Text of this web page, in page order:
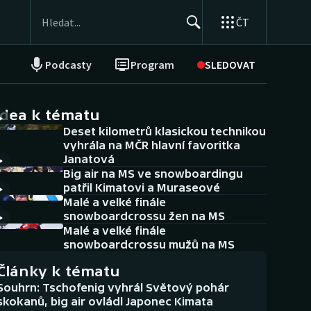
ČT
Podcasty Program SLEDOVAT
NEPŘEHLÉDNĚTE
Historické návraty
Aplikace ČT sport
AZ kvíz
k tématu
Deset kilometrů klasickou technikou
vyhrála na MČR hlavní favoritka
Janatová
Big air na MS ve snowboardingu
patřil Kimatovi a Muraseové
Malé a velké finále
snowboardcrossu žen na MS
Malé a velké finále
snowboardcrossu mužů na MS
k tématu
Tschofenig vyhrál Světový pohár
big air ovládl Japonec Kimata